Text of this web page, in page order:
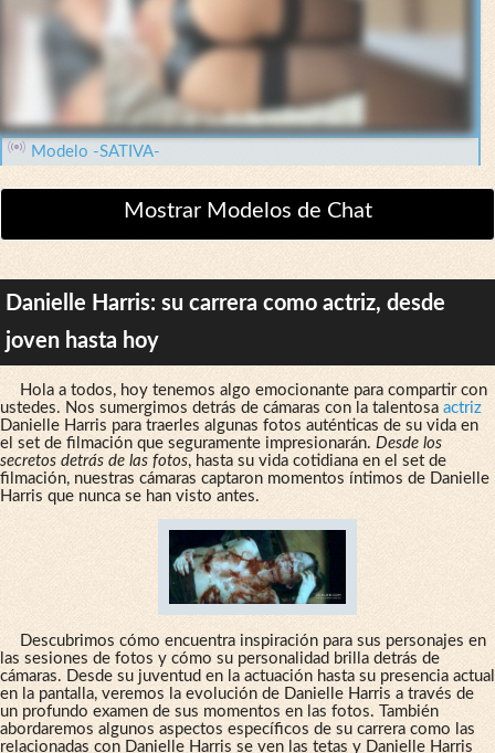
Modelo -SATIVA-
Mostrar Modelos de Chat
Danielle Harris: su carrera como actriz, desde
joven hasta hoy
Hola a todos, hoy tenemos algo emocionante para compartir con
ustedes. Nos sumergimos detrás de cámaras con la talentosa actriz
Danielle Harris para traerles algunas fotos auténticas de su vida en
el set de filmación que seguramente impresionarán. Desde los
secretos detrás de las fotos, hasta su vida cotidiana en el set de
filmación, nuestras cámaras captaron momentos íntimos de Danielle
Harris que nunca se han visto antes.
Descubrimos cómo encuentra inspiración para sus personajes en
las sesiones de fotos y cómo su personalidad brilla detrás de
cámaras. Desde su juventud en la actuación hasta su presencia actual
en la pantalla, veremos la evolución de Danielle Harris a través de
un profundo examen de sus momentos en las fotos. También
abordaremos algunos aspectos específicos de su carrera como las
relacionadas con Danielle Harris se ven las tetas y Danielle Harris